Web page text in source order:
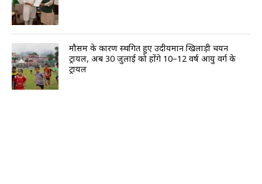
मौसम के कारण स्थगित हुए उदीयमान खिलाड़ी चयन
ट्रायल, अब 30 जुलाई को होंगे 10–12 वर्ष आयु वर्ग के
ट्रायल